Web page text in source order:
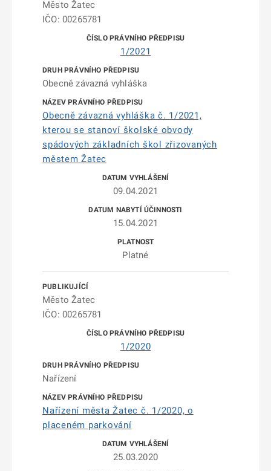
Město Žatec
IČO: 00265781
1/2021
Obecně závazná vyhláška
Obecně závazná vyhláška č. 1/2021,
kterou se stanoví školské obvody
spádových základních škol zřizovaných
městem Žatec
09.04.2021
15.04.2021
Platné
Město Žatec
IČO: 00265781
1/2020
Nařízení
Nařízení města Žatec č. 1/2020, o
placeném parkování
25.03.2020